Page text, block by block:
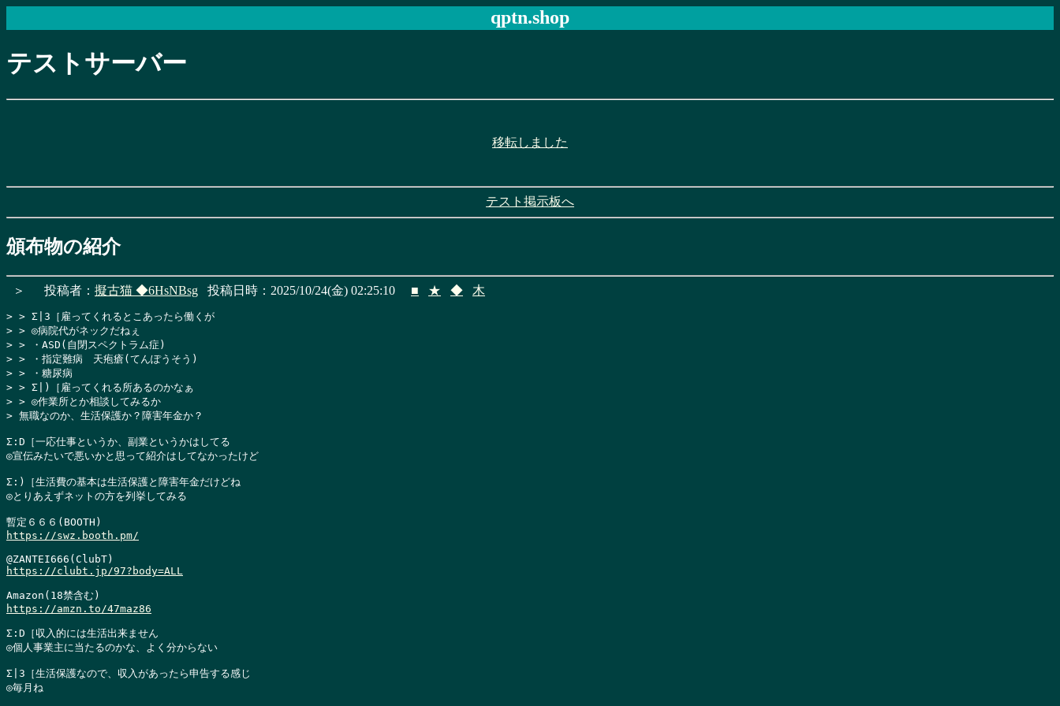
qptn.shop
テストサーバー
移転しました
テスト掲示板へ
頒布物の紹介
＞ 投稿者： 擬古猫 ◆6HsNBsg 投稿日時：2025/10/24(金) 02:25:10 ■ ★ ◆ 木
> > Σ|3［雇ってくれるとこあったら働くが
> > ◎病院代がネックだねぇ
> > ・ASD(自閉スペクトラム症)
> > ・指定難病　天疱瘡(てんぽうそう)
> > ・糖尿病
> > Σ|)［雇ってくれる所あるのかなぁ
> > ◎作業所とか相談してみるか
> 無職なのか、生活保護か？障害年金か？
Σ:D［一応仕事というか、副業というかはしてる
◎宣伝みたいで悪いかと思って紹介はしてなかったけど
Σ:)［生活費の基本は生活保護と障害年金だけどね
◎とりあえずネットの方を列挙してみる
https://swz.booth.pm/
https://clubt.jp/97?body=ALL
https://amzn.to/47maz86
Σ:D［収入的には生活出来ません
◎個人事業主に当たるのかな、よく分からない
Σ|3［生活保護なので、収入があったら申告する感じ
◎毎月ね